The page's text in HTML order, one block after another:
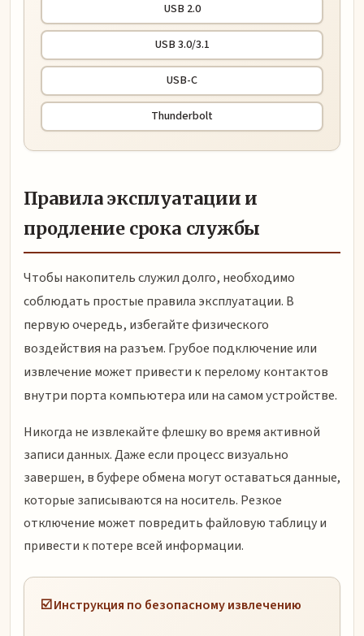
USB 2.0
USB 3.0/3.1
USB-C
Thunderbolt
Правила эксплуатации и
продление срока службы
Чтобы накопитель служил долго, необходимо
соблюдать простые правила эксплуатации. В
первую очередь, избегайте физического
воздействия на разъем. Грубое подключение или
извлечение может привести к перелому контактов
внутри порта компьютера или на самом устройстве.
Никогда не извлекайте флешку во время активной
записи данных. Даже если процесс визуально
завершен, в буфере обмена могут оставаться данные,
которые записываются на носитель. Резкое
отключение может повредить файловую таблицу и
привести к потере всей информации.
☑️ Инструкция по безопасному извлечению